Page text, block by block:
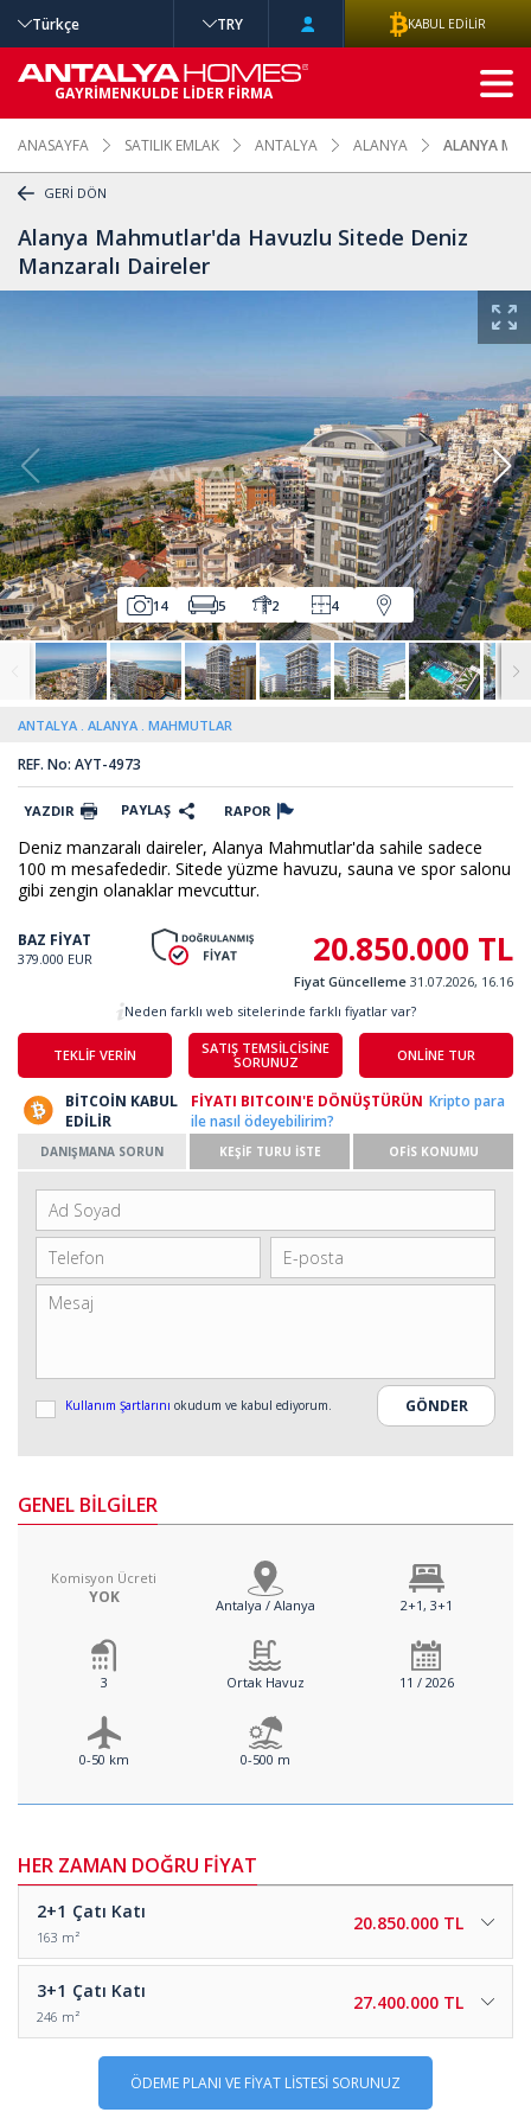
ANASAYFA SATILIK EMLAK ANTALYA ALANYA ALANYA
GERİ DÖN
Alanya Mahmutlar'da Havuzlu Sitede Deniz
Manzaralı Daireler
14 5 2 4
ANTALYA ALANYA MAHMUTLAR
REF. No: AYT-4973
YAZDIR PAYLAŞ RAPOR
Deniz manzaralı daireler, Alanya Mahmutlar'da sahile sadece
100 m mesafededir. Sitede yüzme havuzu, sauna ve spor salonu
gibi zengin olanaklar mevcuttur.
BAZ FİYAT
379.000 EUR 20.850.000 TL
Fiyat Güncelleme 31.07.2026, 16.16
TEKLİF VERİN
SATIŞ TEMSİLCİSİNE
SORUNUZ
ONLİNE TUR
Neden farklı web sitelerinde farklı fiyatlar var?
BİTCOİN KABUL
EDİLİR
FİYATI BITCOIN'E DÖNÜŞTÜRÜN Kripto para
ile nasıl ödeyebilirim?
DANIŞMANA SORUN KEŞİF TURU İSTE OFİS KONUMU
Kullanım Şartlarını okudum ve kabul ediyorum.
GENEL BİLGİLER
Komisyon Ücreti
YOK Antalya / Alanya 2+1, 3+1
3 Ortak Havuz 11 / 2026
0-50 km 0-500 m
HER ZAMAN DOĞRU FİYAT
2+1 Çatı Katı
163 m²
20.850.000 TL
3+1 Çatı Katı
246 m²
27.400.000 TL
ÖDEME PLANI VE FİYAT LİSTESİ SORUNUZ
Türkçe TRY KABUL EDİLİR
GAYRİMENKULDE LİDER FİRMA
GELİŞMİŞ
ARAMA